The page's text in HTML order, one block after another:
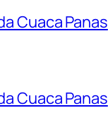
Cuaca Panas
Cuaca Panas